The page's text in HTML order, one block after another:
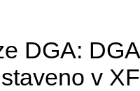
DGA:
v